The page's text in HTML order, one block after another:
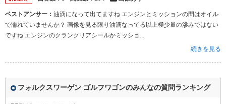
ベストアンサー： 油滴になって出てますね エンジンとミッションの間はオイル
で濡れていませんか？ 画像を見る限り油滴なってる以上極少量の滲みではない
ですね エンジンのクランクリアシールかミッショ...
続きを見る
フォルクスワーゲン ゴルフワゴンのみんなの質問ランキング